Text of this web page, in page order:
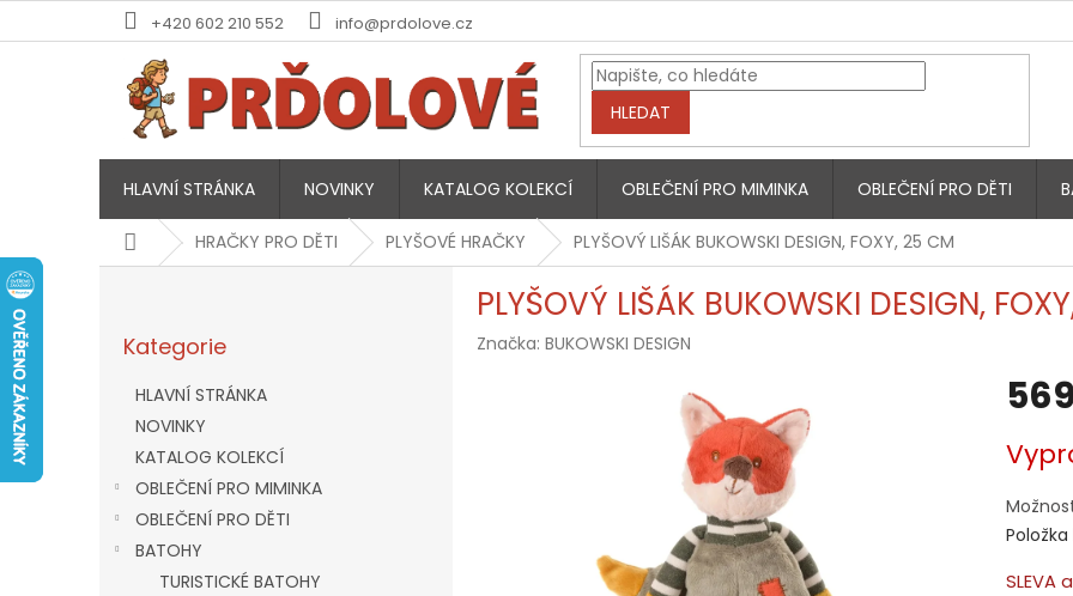
+420 602 210 552 info@prdolove.cz
HLEDAT
HLAVNÍ STRÁNKA NOVINKY KATALOG KOLEKCÍ OBLEČENÍ PRO MIMINKA OBLEČENÍ PRO DĚTI
DomůHRAČKY PRO DĚTI PLYŠOVÉ HRAČKY PLYŠOVÝ LIŠÁK BUKOWSKI DESIGN, FOXY, 25 CM
kategorie
Kategorie
HLAVNÍ STRÁNKA
NOVINKY
KATALOG KOLEKCÍ
OBLEČENÍ PRO MIMINKA
OBLEČENÍ PRO DĚTI
BATOHY
TURISTICKÉ BATOHY
PLYŠOVÝ LIŠÁK BUKOWSKI DESIGN,
Značka: BUKOWSKI DESIGN
cena:
SLEVA